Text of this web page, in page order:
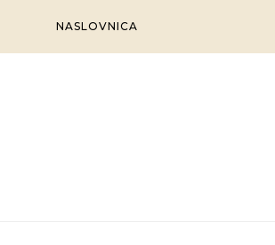
content
NASLOVNICA